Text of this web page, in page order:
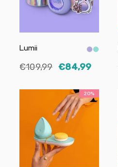
Lumii
€109,99 €84,99
20%